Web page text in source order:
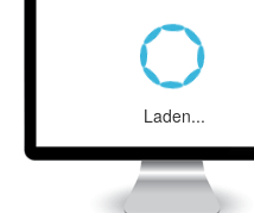
Laden...